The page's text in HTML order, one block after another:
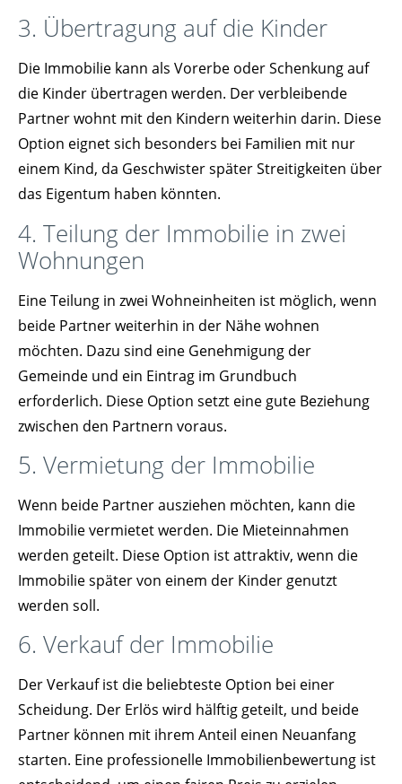
3. Übertragung auf die Kinder
Die Immobilie kann als Vorerbe oder Schenkung auf
die Kinder übertragen werden. Der verbleibende
Partner wohnt mit den Kindern weiterhin darin. Diese
Option eignet sich besonders bei Familien mit nur
einem Kind, da Geschwister später Streitigkeiten über
das Eigentum haben könnten.
4. Teilung der Immobilie in zwei
Wohnungen
Eine Teilung in zwei Wohneinheiten ist möglich, wenn
beide Partner weiterhin in der Nähe wohnen
möchten. Dazu sind eine Genehmigung der
Gemeinde und ein Eintrag im Grundbuch
erforderlich. Diese Option setzt eine gute Beziehung
zwischen den Partnern voraus.
5. Vermietung der Immobilie
Wenn beide Partner ausziehen möchten, kann die
Immobilie vermietet werden. Die Mieteinnahmen
werden geteilt. Diese Option ist attraktiv, wenn die
Immobilie später von einem der Kinder genutzt
werden soll.
6. Verkauf der Immobilie
Der Verkauf ist die beliebteste Option bei einer
Scheidung. Der Erlös wird hälftig geteilt, und beide
Partner können mit ihrem Anteil einen Neuanfang
starten. Eine professionelle Immobilienbewertung ist